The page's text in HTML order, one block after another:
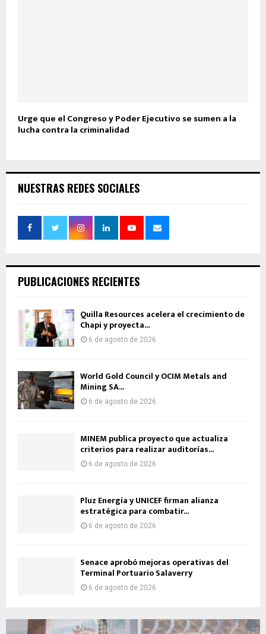
Urge que el Congreso y Poder Ejecutivo se sumen a la
lucha contra la criminalidad
NUESTRAS REDES SOCIALES
PUBLICACIONES RECIENTES
Quilla Resources acelera el crecimiento de
Chapi y proyecta...
6 de agosto de 2026
World Gold Council y OCIM Metals and
Mining SA...
6 de agosto de 2026
MINEM publica proyecto que actualiza
criterios para realizar auditorías...
6 de agosto de 2026
Pluz Energía y UNICEF firman alianza
estratégica para combatir...
6 de agosto de 2026
Senace aprobó mejoras operativas del
Terminal Portuario Salaverry
6 de agosto de 2026